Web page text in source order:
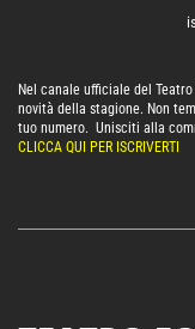
Nel canale ufficiale del
novità della stagione. Non
tuo numero. Unisciti alla
CLICCA QUI PER ISCRIVERTI